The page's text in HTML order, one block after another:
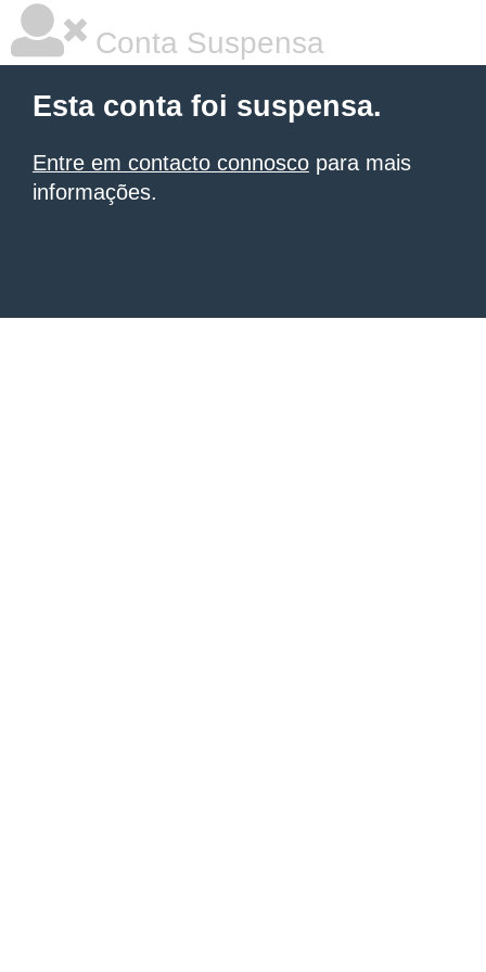
Conta Suspensa
Esta conta foi suspensa.
Entre em contacto connosco para mais
informações.